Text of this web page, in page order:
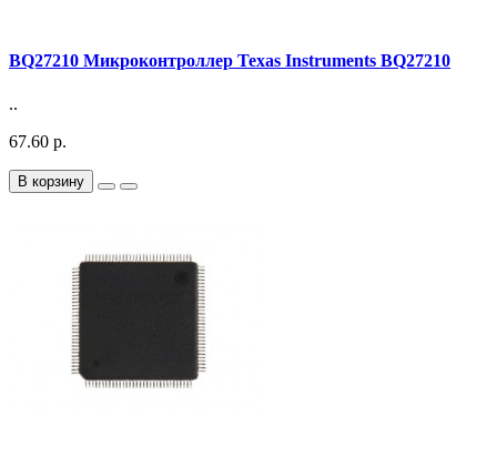
BQ27210 Микроконтроллер Texas Instruments BQ27210
..
67.60 р.
В корзину